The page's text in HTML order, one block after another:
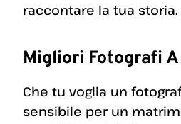
raccontare la tua storia.
Migliori Fotografi
Che tu voglia un
sensibile per un